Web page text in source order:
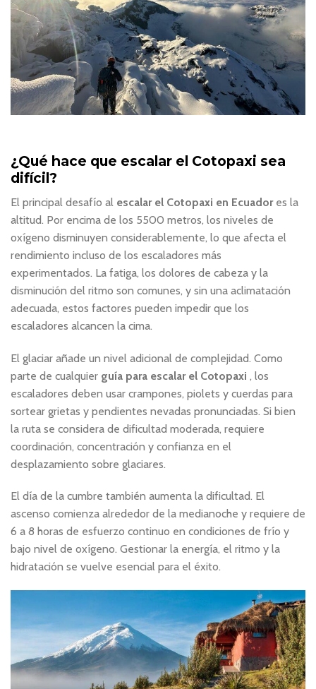
¿Qué hace que escalar el Cotopaxi sea
difícil?
El principal desafío al escalar el Cotopaxi en Ecuadores la
altitud. Por encima de los 5500 metros, los niveles de
oxígeno disminuyen considerablemente, lo que afecta el
rendimiento incluso de los escaladores más
experimentados. La fatiga, los dolores de cabeza y la
disminución del ritmo son comunes, y sin una aclimatación
adecuada, estos factores pueden impedir que los
escaladores alcancen la cima.
El glaciar añade un nivel adicional de complejidad. Como
parte de cualquier guía para escalar el Cotopaxi , los
escaladores deben usar crampones, piolets y cuerdas para
sortear grietas y pendientes nevadas pronunciadas. Si bien
la ruta se considera de dificultad moderada, requiere
coordinación, concentración y confianza en el
desplazamiento sobre glaciares.
El día de la cumbre también aumenta la dificultad. El
ascenso comienza alrededor de la medianoche y requiere de
6 a 8 horas de esfuerzo continuo en condiciones de frío y
bajo nivel de oxígeno. Gestionar la energía, el ritmo y la
hidratación se vuelve esencial para el éxito.